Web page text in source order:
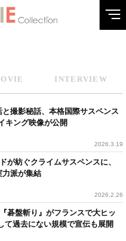
INTERVIEW
撮影秘話、本格国際サスペンス
キング映像が公開
2026.3.19
が紡ぐクライムサスペンスに、
力派が集結
2026.2.26
碁盤斬り』がフランスで大ヒッ
て過去にない規模で宣伝も展開